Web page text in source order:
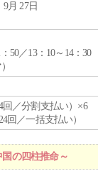
9月 27日
50／13：10～14：30
回／分割支払い）×6
回／一括支払い）
の四柱推命～